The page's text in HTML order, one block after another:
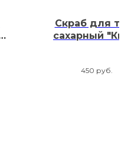
Скраб для
сахарный
450 руб.